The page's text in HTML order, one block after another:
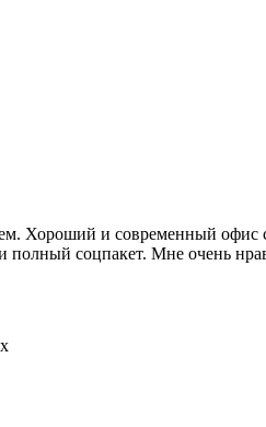
Хороший и современный
полный соцпакет. Мне очень